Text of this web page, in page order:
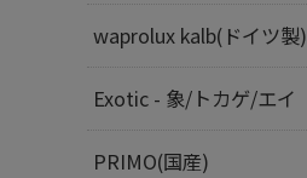
waprolux kalb(ドイツ製)
Exotic - 象/トカゲ/エイ
PRIMO(国産)